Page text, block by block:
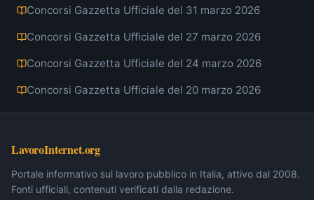
Concorsi Gazzetta Ufficiale del 31 marzo 2026
Concorsi Gazzetta Ufficiale del 27 marzo 2026
Concorsi Gazzetta Ufficiale del 24 marzo 2026
Concorsi Gazzetta Ufficiale del 20 marzo 2026
LavoroInternet.org
Portale informativo sul lavoro pubblico in Italia, attivo dal 2008.
Fonti ufficiali, contenuti verificati dalla redazione.